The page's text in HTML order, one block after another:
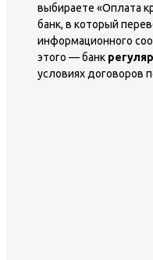
выбираете «Оплата
банк, в который
информационного
этого — банк
условиях договоров